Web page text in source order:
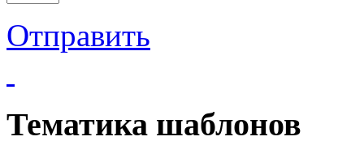
Отправить
Тематика шаблонов